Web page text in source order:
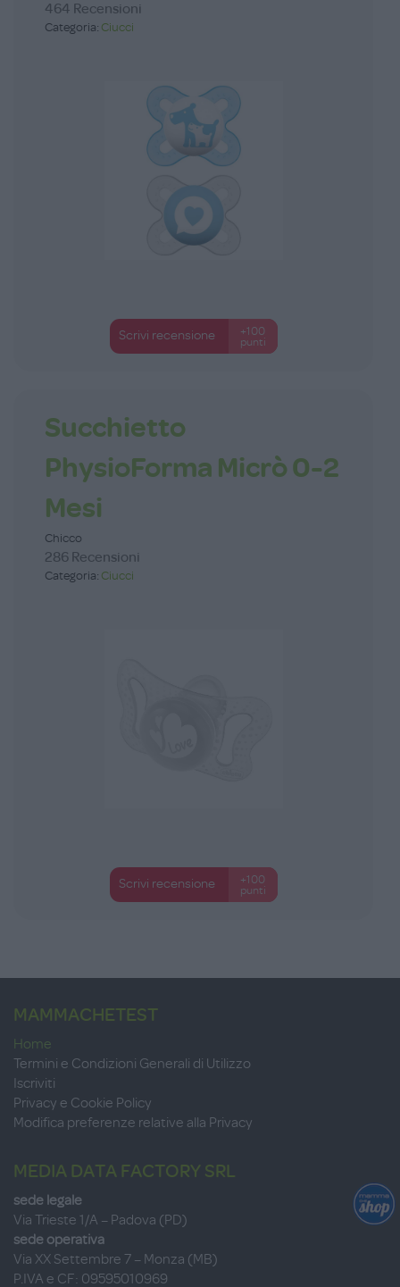
464 Recensioni
Categoria: Ciucci
Scrivi recensione
+100
punti
Succhietto
PhysioForma Micrò 0-2
Mesi
Chicco
286 Recensioni
Categoria: Ciucci
Scrivi recensione
+100
punti
MAMMACHETEST
Home
Termini e Condizioni Generali di Utilizzo
Iscriviti
Privacy e Cookie Policy
Modifica preferenze relative alla Privacy
MEDIA DATA FACTORY SRL
sede legale
Via Trieste 1/A – Padova (PD)
sede operativa
Via XX Settembre 7 – Monza (MB)
P.IVA e CF: 09595010969